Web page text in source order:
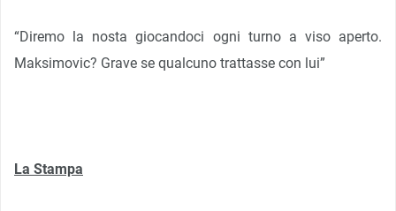
“Diremo la nosta giocandoci ogni turno a viso aperto.
Maksimovic? Grave se qualcuno trattasse con lui”
La Stampa